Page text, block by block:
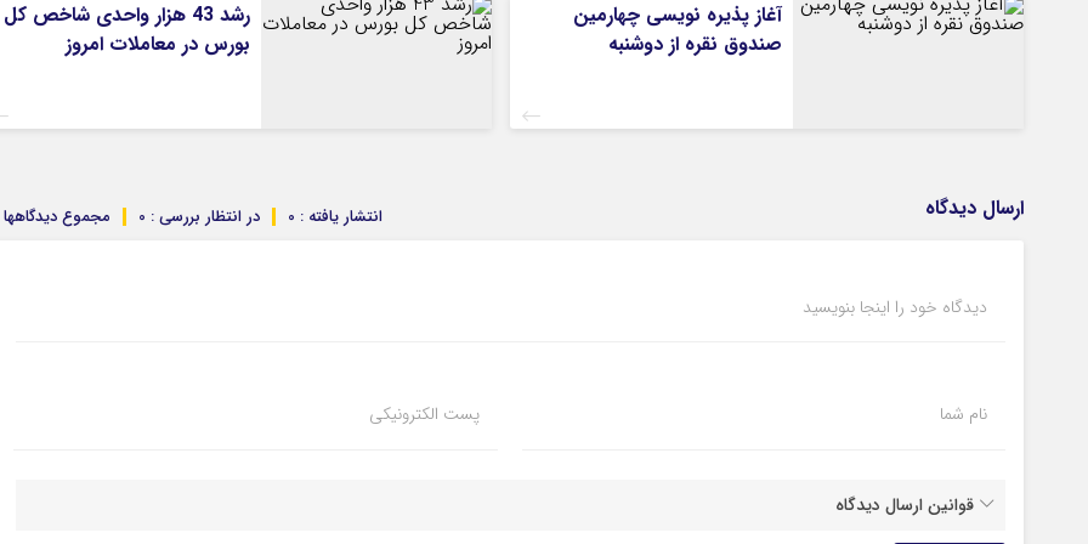
آغاز پذیره نویسی چهارمین
صندوق نقره از دوشنبه
رشد 43 هزار واحدی شاخص کل
بورس در معاملات امروز
ارسال دیدگاه مجموع دیدگاهها در انتظار بررسی : 0 انتشار یافته : 0
دیدگاه خود را اینجا بنویسید
نام شما پست الکترونیکی
قوانین ارسال دیدگاه